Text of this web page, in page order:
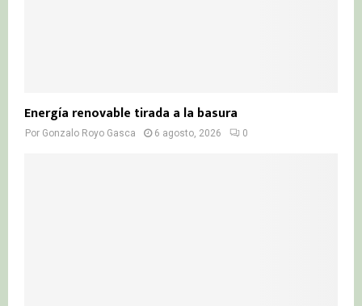
Energía renovable tirada a la basura
Por Gonzalo Royo Gasca 6 agosto, 2026 0